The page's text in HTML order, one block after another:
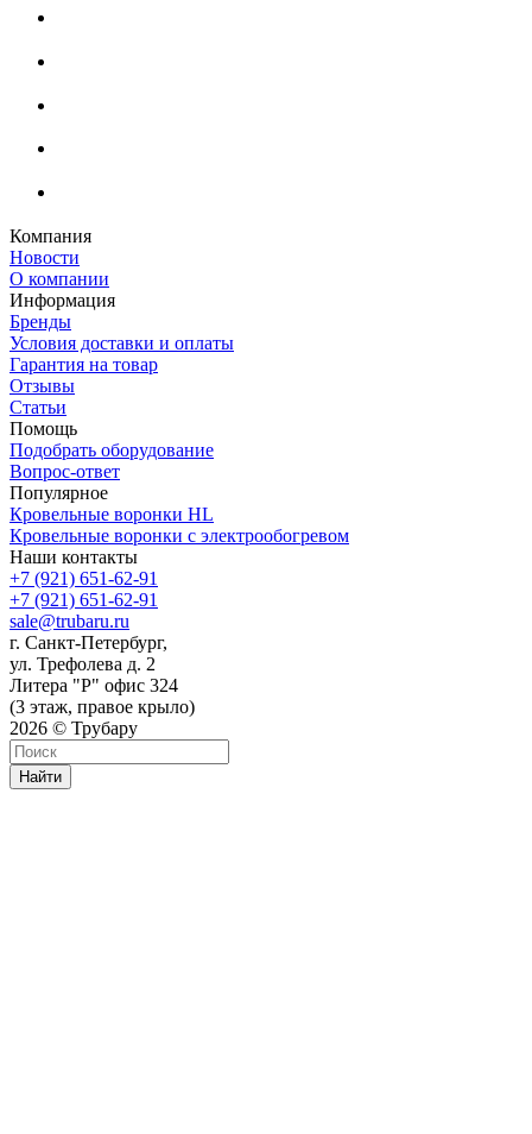
Компания
Новости
О компании
Информация
Бренды
Условия доставки и оплаты
Гарантия на товар
Отзывы
Статьи
Помощь
Подобрать оборудование
Вопрос-ответ
Популярное
Кровельные воронки HL
Кровельные воронки с электрообогревом
Наши контакты
+7 (921) 651-62-91
+7 (921) 651-62-91
sale@trubaru.ru
г. Санкт-Петербург,
ул. Трефолева д. 2
Литера "Р" офис 324
(3 этаж, правое крыло)
2026 © Трубару
Найти